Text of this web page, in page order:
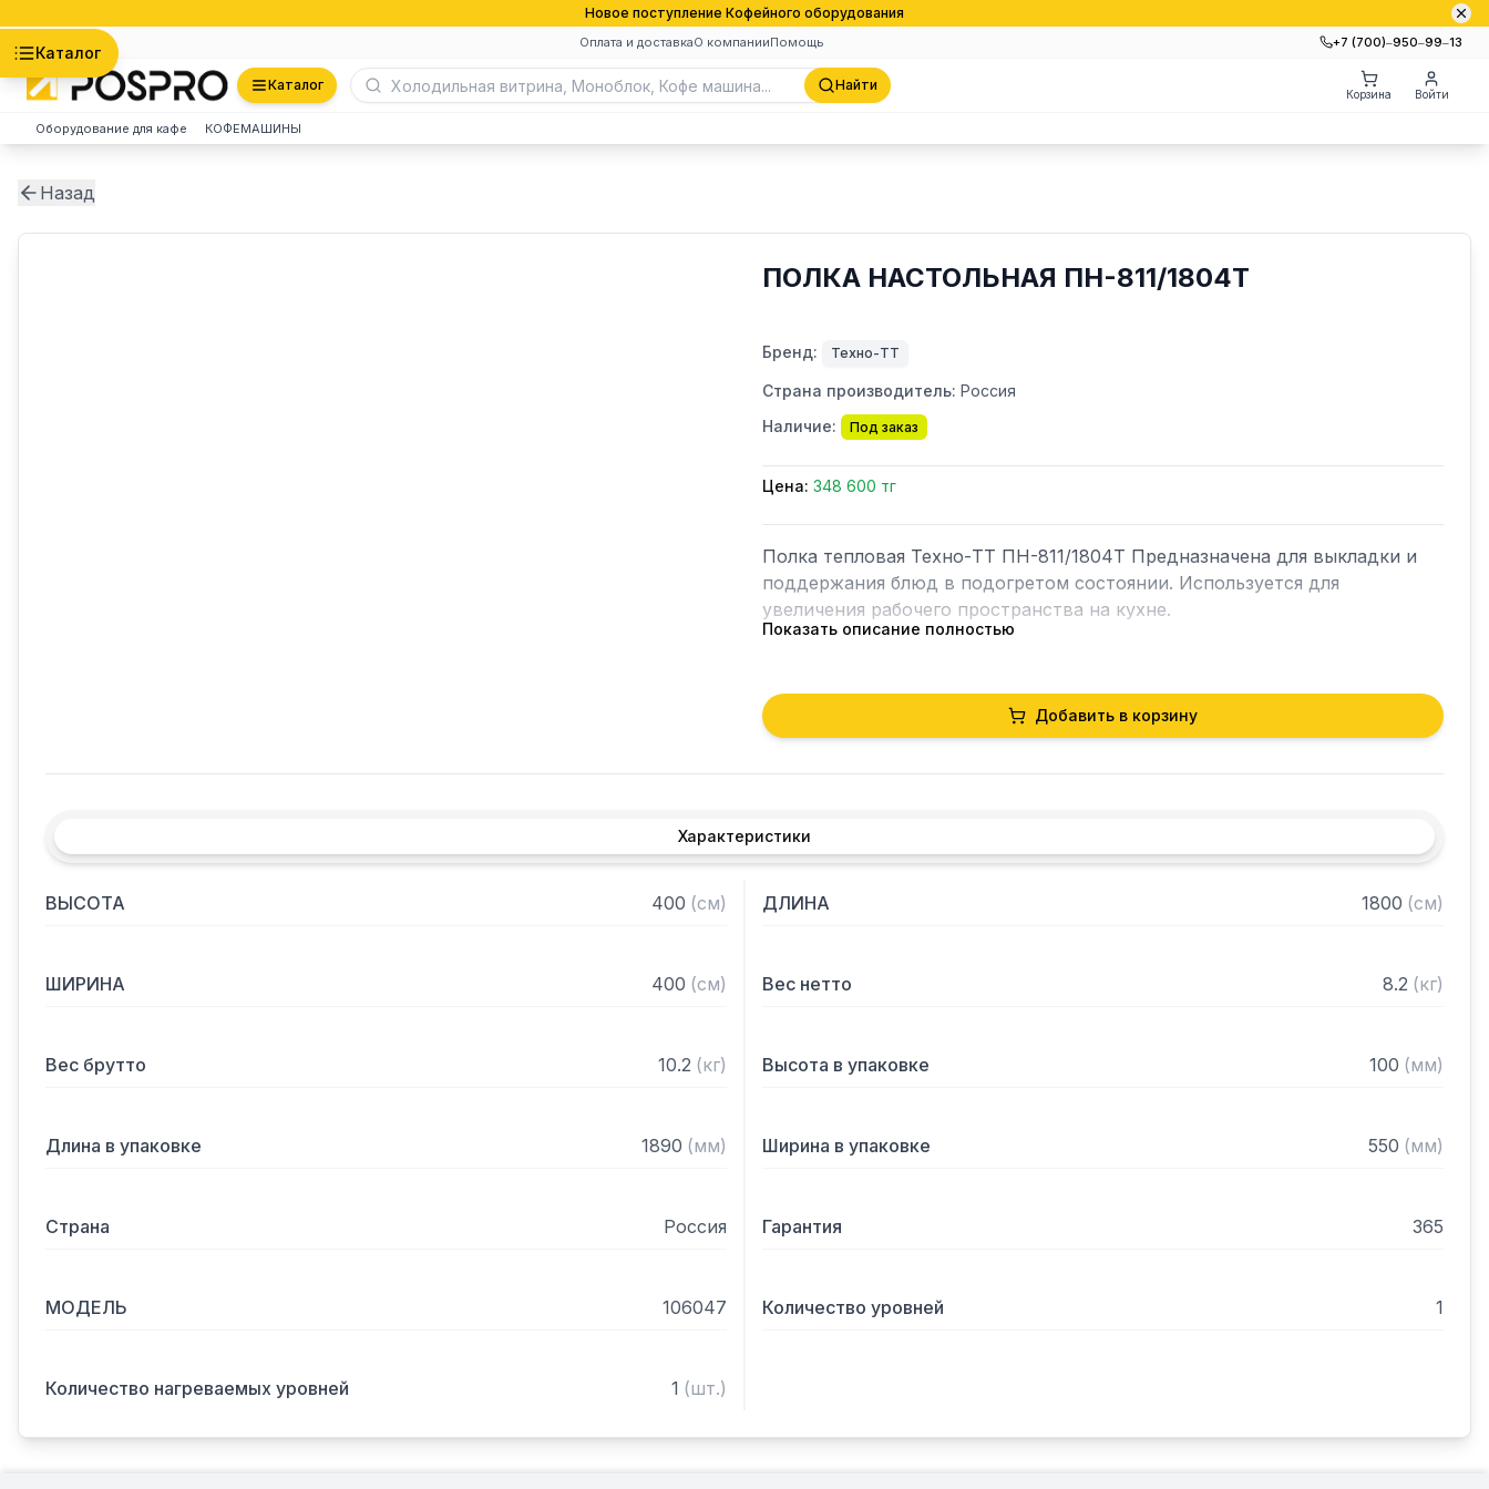
Новое поступление Кофейного оборудования
Оплата и доставкаО компанииПомощь +7 (700)‒950‒99‒13
Каталог
Каталог Найти
Корзина Войти
Оборудование для кафе КОФЕМАШИНЫ
Назад
ПОЛКА НАСТОЛЬНАЯ ПН-811/1804Т
Бренд: Техно-ТТ
Страна производитель: Россия
Наличие:
Под заказ
Цена: 348 600 тг
Полка тепловая Техно-ТТ ПН-811/1804Т Предназначена для выкладки и
поддержания блюд в подогретом состоянии. Используется для
увеличения рабочего пространства на кухне.
— Настольная установка
— Полка из нержавеющей стали марки AISI 304 толщиной 0,8 мм
— Каркас - труба 20х20 из нержавеющей стали марки AISI 304 толщиной
— Поставляется в разобранном виде
Показать описание полностью
Добавить в корзину
Характеристики
ВЫСОТА 400 (см) ДЛИНА 1800 (см)
ШИРИНА 400 (см) Вес нетто 8.2 (кг)
Вес брутто 10.2 (кг) Высота в упаковке 100 (мм)
Длина в упаковке 1890 (мм) Ширина в упаковке 550 (мм)
Страна Россия Гарантия 365
МОДЕЛЬ 106047 Количество уровней 1
Количество нагреваемых уровней 1 (шт.)